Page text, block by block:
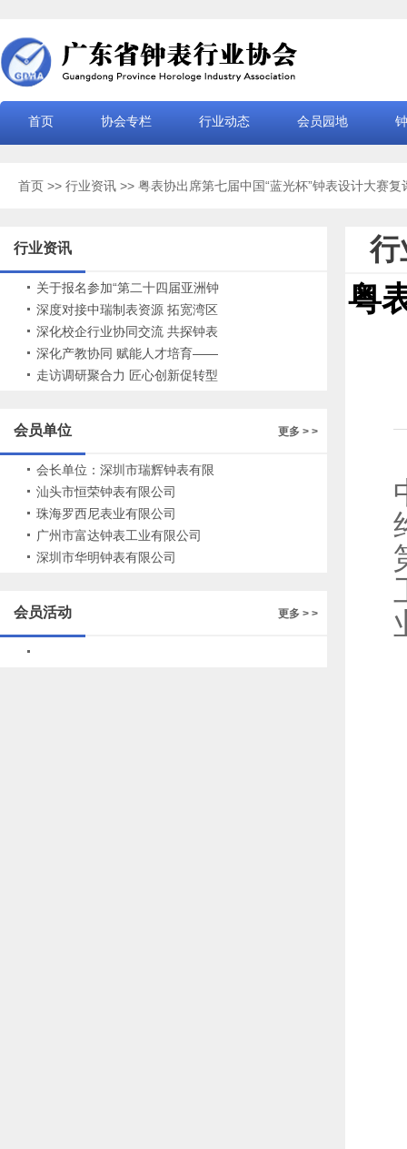
首页 协会专栏 行业动态 会员园地
首页 >> 行业资讯 >> 粤表协出席第七届中国“蓝光杯”钟表设计大赛复
行业资讯
关于报名参加“第二十四届亚洲钟
表工商业促进研讨会”的通知
深度对接中瑞制表资源 拓宽湾区
钟表国际赛道
深化校企行业协同交流 共探钟表
产业升级路径——广东省钟表行
业协会走访副会长单位罗西尼
深化产教协同 赋能人才培育——
广东省钟表行业协会赴珠海名贵
走访调研聚合力 匠心创新促转型
更多 > >
会员单位
会长单位：深圳市瑞辉钟表有限
公司
汕头市恒荣钟表有限公司
珠海罗西尼表业有限公司
广州市富达钟表工业有限公司
深圳市华明钟表有限公司
更多 > >
会员活动
行
粤